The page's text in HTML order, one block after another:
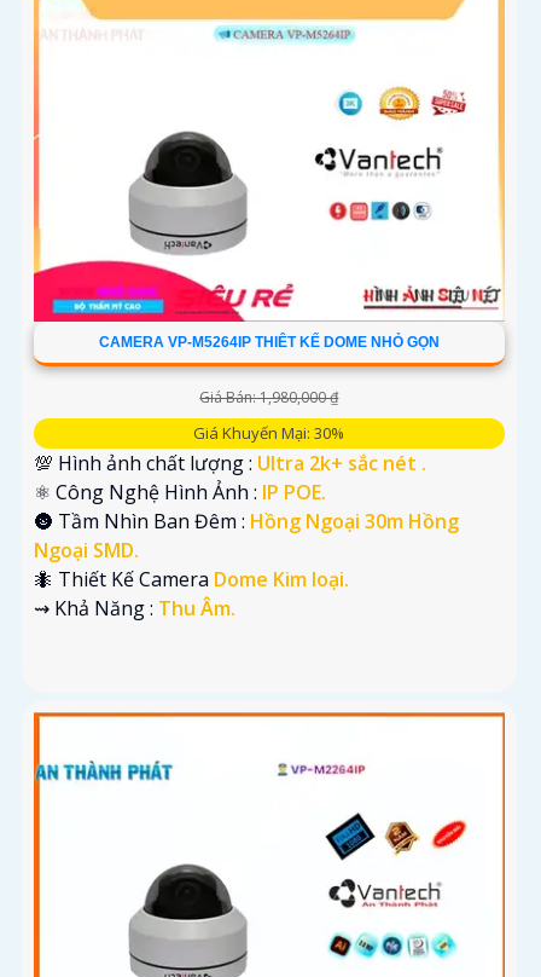
CAMERA VP-M5264IP THIÊT KẾ DOME NHỎ GỌN
Giá Bán: 1,980,000 ₫
Giá Khuyến Mại: 30%
💯 Hình ảnh chất lượng : Ultra 2k+ sắc nét .
⚛️ Công Nghệ Hình Ảnh : IP POE.
🌚 Tầm Nhìn Ban Đêm : Hồng Ngoại 30m Hồng
Ngoại SMD.
🐜 Thiết Kế Camera Dome Kim loại.
️⇝ Khả Năng : Thu Âm.